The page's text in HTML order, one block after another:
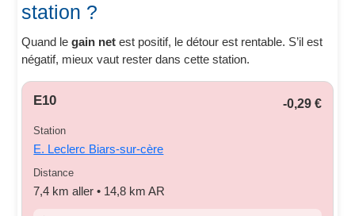
station ?
Quand legain net est positif, le détour est rentable. S’il est
négatif, mieux vaut rester dans cette station.
E10 -0,29 €
Station
E. Leclerc Biars-sur-cère
Distance
7,4 km aller • 14,8 km AR